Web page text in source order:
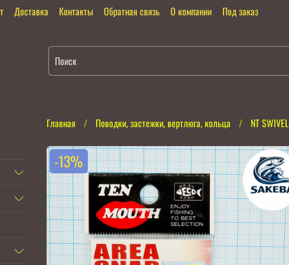
Доставка Контакты Обратная связь О компании Под заказ
Главная Поводки, застежки, вертлюга, кольца NT SWIVEL
-13%